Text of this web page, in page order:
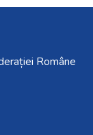
Române